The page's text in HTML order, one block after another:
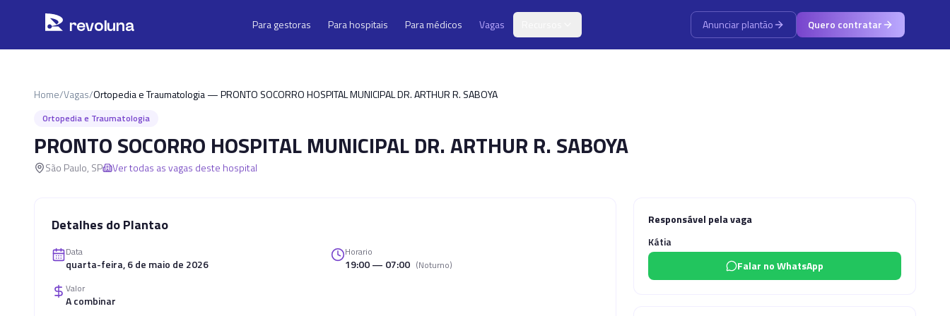
revoluna Para gestoras Para hospitais Para médicos Vagas Anunciar plantão Quero contratar
Home/Vagas/Ortopedia e Traumatologia — PRONTO SOCORRO HOSPITAL MUNICIPAL DR. ARTHUR R. SABOYA
Ortopedia e Traumatologia
PRONTO SOCORRO HOSPITAL MUNICIPAL DR. ARTHUR R. SABOYA
São Paulo, SP Ver todas as vagas deste hospital
Detalhes do Plantao
Data
quarta-feira, 6 de maio de 2026
Horario
19:00 — 07:00 (Noturno)
Valor
A combinar
Responsável pela vaga
Kátia
Falar no WhatsApp